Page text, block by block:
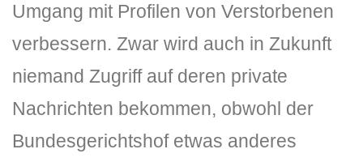
Videoanleitung und Manual
Versionsinformationen
Umgang mit Profilen von Verstorbenen
verbessern. Zwar wird auch in Zukunft
niemand Zugriff auf deren private
Nachrichten bekommen, obwohl der
Bundesgerichtshof etwas anderes